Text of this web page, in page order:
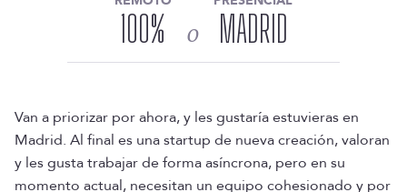
100% o MADRID
Van a priorizar por ahora, y les gustaría estuvieras en
Madrid. Al final es una startup de nueva creación, valoran
y les gusta trabajar de forma asíncrona, pero en su
momento actual, necesitan un equipo cohesionado y por